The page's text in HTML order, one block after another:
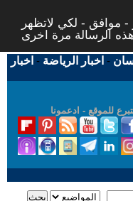
- موافق - لكي لاتظهر
- اخبار الرياضة - اخبار
للموقع - ادعمونا